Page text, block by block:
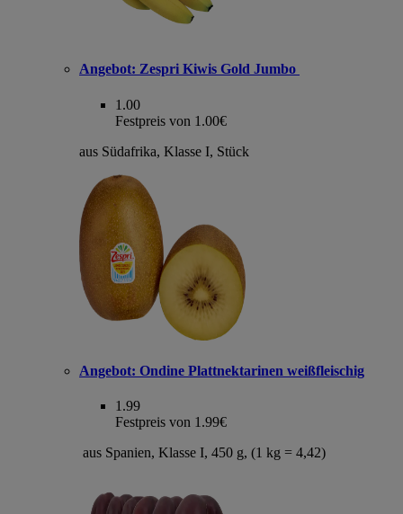
Angebot: Zespri Kiwis Gold Jumbo
1.00
Festpreis von 1.00€
aus Südafrika, Klasse I, Stück
Angebot: Ondine Plattnektarinen weißfleischig
1.99
Festpreis von 1.99€
aus Spanien, Klasse I, 450 g, (1 kg = 4,42)